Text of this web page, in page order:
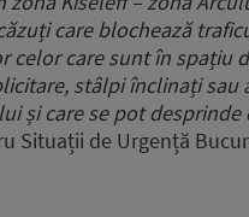
care blochează
care sunt în spațiu
stâlpi înclinați sau
și care se pot desprinde
Situații de Urgență